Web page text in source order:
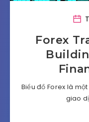
Forex
Biểu đồ Forex là
giao